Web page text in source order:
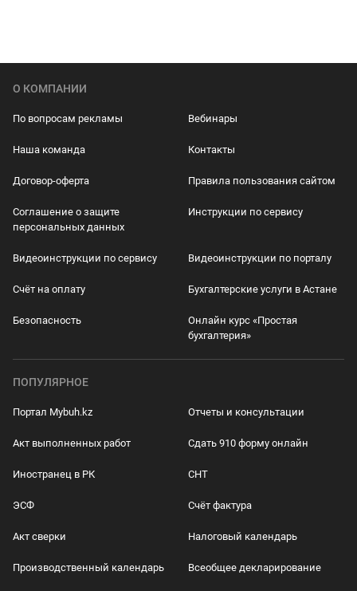
О КОМПАНИИ
По вопросам рекламы Вебинары
Наша команда Контакты
Договор-оферта Правила пользования сайтом
Соглашение о защите
персональных данных
Инструкции по сервису
Видеоинструкции по сервису Видеоинструкции по порталу
Счёт на оплату Бухгалтерские услуги в Астане
Безопасность
Онлайн курс «Простая
бухгалтерия»
ПОПУЛЯРНОЕ
Портал Mybuh.kz Отчеты и консультации
Акт выполненных работ Сдать 910 форму онлайн
Иностранец в РК СНТ
ЭСФ Счёт фактура
Акт сверки Налоговый календарь
Производственный календарь Всеобщее декларирование